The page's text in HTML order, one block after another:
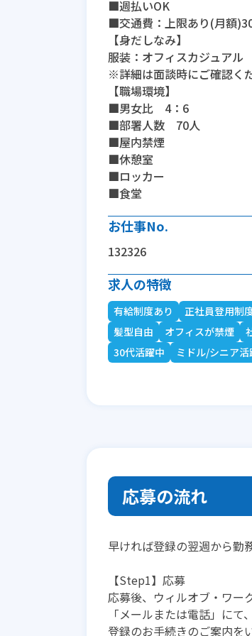
■週払いOK
■交通費：上限あり(月額
【身だしなみ】
服装：オフィスカジュア
※詳細は面談時にご確認く
【職場環境】
■男女比 4：6
■部署人数 70人
■屋内禁煙
■休憩室
■ロッカー
■食堂
お仕事No.
132326
求人の特徴
有給制度あり 正社員登用制
髪型自由
オフィスが禁煙
30代活躍中
ミドル/シニア活
応募の流れ
早ければ登録の翌週から勤
【Step1】応募
応募後、ウィルオブ・ワー
「メールまたは電話」にて、
登録のお手続きのご案内を